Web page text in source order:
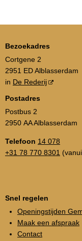
Bezoekadres
Cortgene 2
2951 ED Alblasserdam
in De Rederij
Postadres
Postbus 2
2950 AA Alblasserdam
Telefoon 14 078
+31 78 770 8301
Snel regelen
Openingstijden
Maak een afspraak
Contact